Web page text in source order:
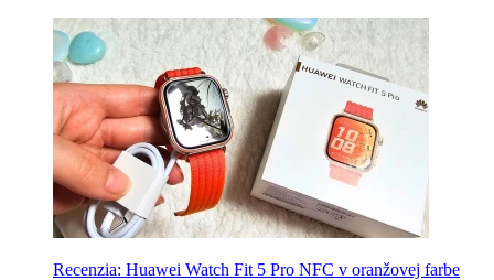
Recenzia: Huawei Watch Fit 5 Pro NFC v oranžovej farbe